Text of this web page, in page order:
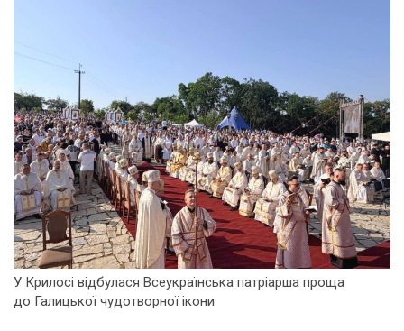
У Крилосі відбулася Всеукраїнська патріарша проща
до Галицької чудотворної ікони